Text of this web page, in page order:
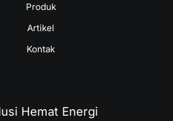
Produk
Artikel
Kontak
Hemat Energi